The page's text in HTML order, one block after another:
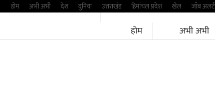
Skipहोम अभी अभी देश दुनिया उत्तराखंड हिमांचल प्रदेश खेल जॉब अलर्ट
होम अभी अभी